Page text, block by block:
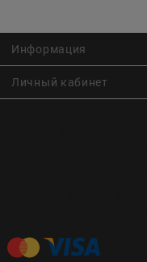
Информация
Личный кабинет